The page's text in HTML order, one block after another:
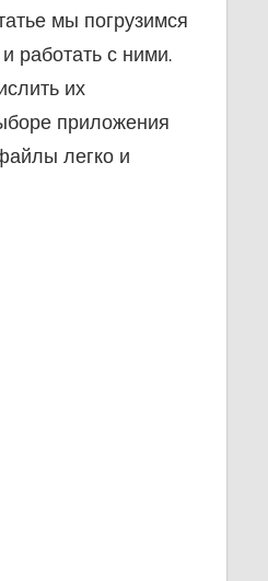
мы погрузимся
работать с ними.
их
приложения
легко и